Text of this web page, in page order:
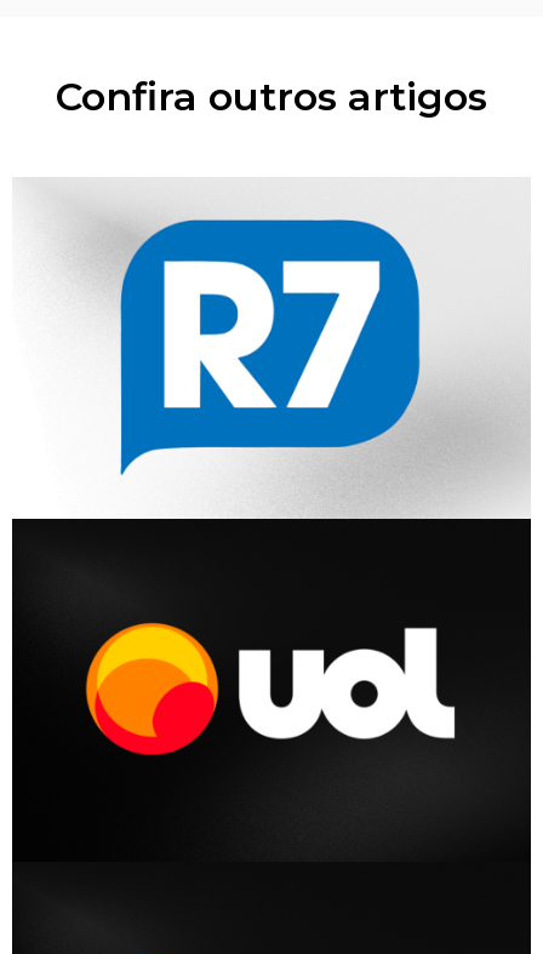
Confira outros artigos